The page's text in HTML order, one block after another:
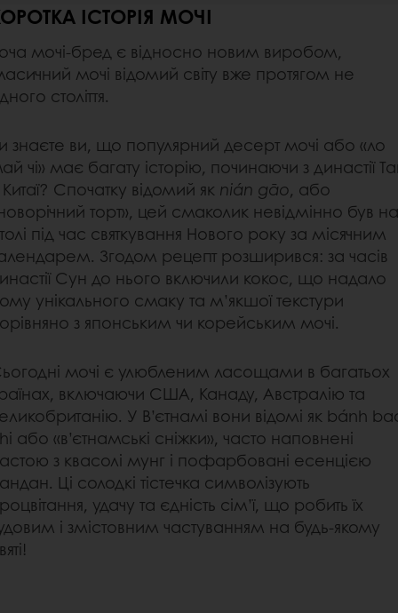
ІСТОРІЯ МОЧІ
мочі-бред є відносно новим виробом,
мочі відомий світу вже протягом не
століття.
знаєте ви, що популярний десерт мочі або «ло
чі» має багату історію, починаючи з династії
Спочатку відомий як nián gāo, або
торт», цей смаколик невідмінно був на
під час святкування Нового року за місячним
Згодом рецепт розширився: за часів
Сун до нього включили кокос, що надало
унікального смаку та м’якшої текстури
з японським чи корейським мочі.
мочі є улюбленим ласощами в багатьох
включаючи США, Канаду, Австралію та
У В’єтнамі вони відомі як bánh
або «в’єтнамські сніжки», часто наповнені
з квасолі мунг і пофарбовані есенцією
Ці солодкі тістечка символізують
удачу та єдність сім’ї, що робить їх
і змістовним частуванням на будь-якому